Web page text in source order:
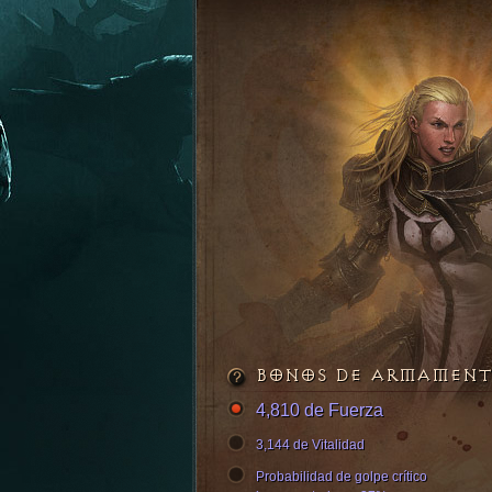
BONOS DE
4,810 de Fuerza
3,144 de Vitalidad
Probabilidad de golpe crítico